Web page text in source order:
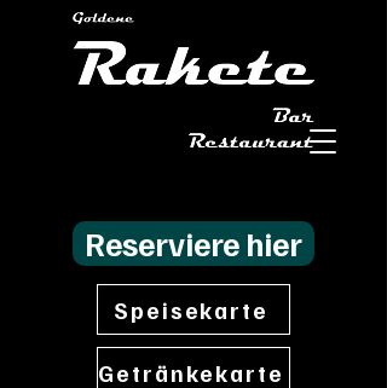
Reserviere hier
Speisekarte
Getränkekarte